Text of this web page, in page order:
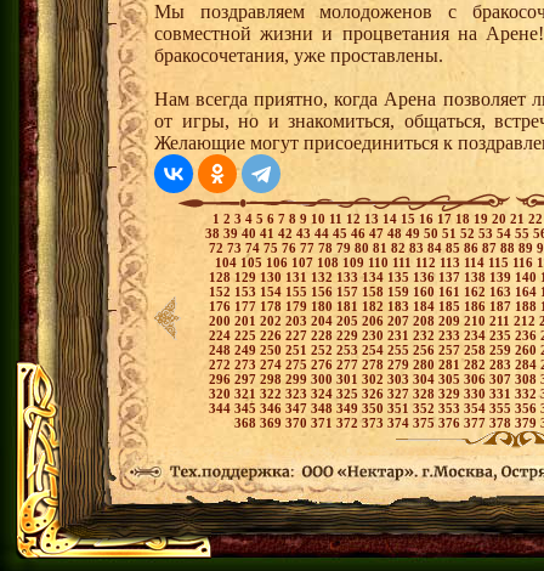
Мы поздравляем молодоженов с
совместной жизни и процветания на
бракосочетания, уже проставлены.
Нам всегда приятно, когда Арена позволяет
от игры, но и знакомиться, общаться,
Желающие могут присоединиться к
1 2 3 4 5 6 7 8 9 10 11 12 13 14 15 16 17 18 19 20 21
38 39 40 41 42 43 44 45 46 47 48 49 50 51 52 53 54 55
72 73 74 75 76 77 78 79 80 81 82 83 84 85 86 87 88 89
104 105 106 107 108 109 110 111 112 113 114 115 116
128 129 130 131 132 133134 135 136 137 138 139 140
152 153 154 155 156 157 158 159 160 161 162 163 164
176 177 178 179 180 181 182 183 184 185 186 187 188
200 201 202 203 204 205 206 207 208 209 210 211 212
224 225 226 227 228 229 230 231 232 233 234 235 236
248 249 250 251 252 253 254 255 256 257 258 259 260
272 273 274 275 276 277 278 279 280 281282 283 284
296 297 298 299 300 301 302 303 304 305 306 307 308
320 321 322 323 324 325 326 327 328 329 330 331 332
344 345 346 347 348 349 350 351 352 353 354 355 356
368 369 370 371 372373 374 375 376 377 378 379